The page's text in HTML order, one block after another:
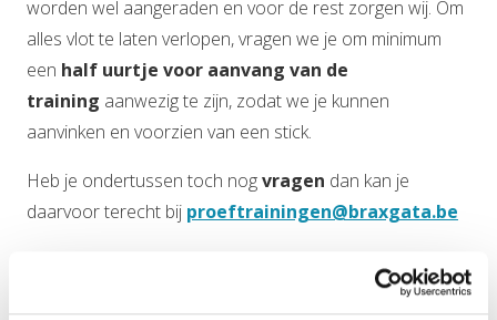
worden wel aangeraden en voor de rest zorgen wij. Om
alles vlot te laten verlopen, vragen we je om minimum
een half uurtje voor aanvang van de
training aanwezig te zijn, zodat we je kunnen
aanvinken en voorzien van een stick.
Heb je ondertussen toch nogvragen dan kan je
daarvoor terecht bij proeftrainingen@braxgata.be
Hier inschrijven voor de proeftrainingen!